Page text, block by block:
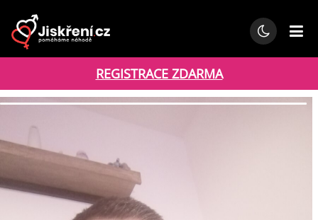
REGISTRACE ZDARMA